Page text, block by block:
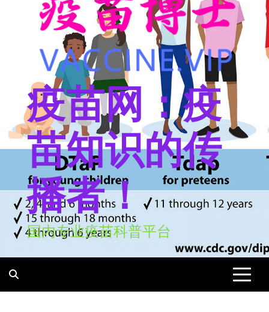
疫苗网：疫
苗知识的传
播者！
国内专业疫苗科普平台